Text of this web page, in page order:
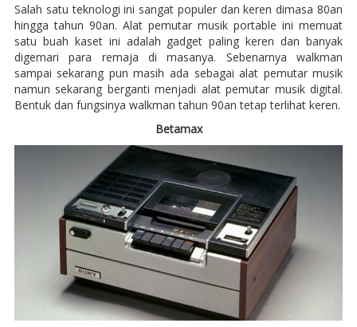
Salah satu teknologi ini sangat populer dan keren dimasa 80an
hingga tahun 90an. Alat pemutar musik portable ini memuat
satu buah kaset ini adalah gadget paling keren dan banyak
digemari para remaja di masanya. Sebenarnya walkman
sampai sekarang pun masih ada sebagai alat pemutar musik
namun sekarang berganti menjadi alat pemutar musik digital.
Bentuk dan fungsinya walkman tahun 90an tetap terlihat keren.
Betamax